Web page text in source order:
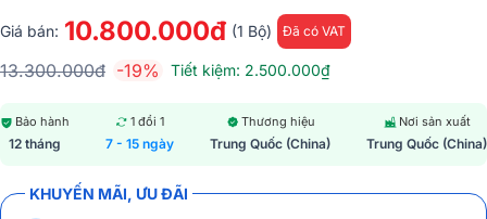
Giá bán: 10.800.000đ (1 Bộ) Đã có VAT
13.300.000đ -19% Tiết kiệm: 2.500.000₫
Bảo hành
12 tháng
1 đổi 1
7 - 15 ngày
Thương hiệu
Trung Quốc (China)
Nơi sản xuất
Trung Quốc (China)
KHUYẾN MÃI, ƯU ĐÃI